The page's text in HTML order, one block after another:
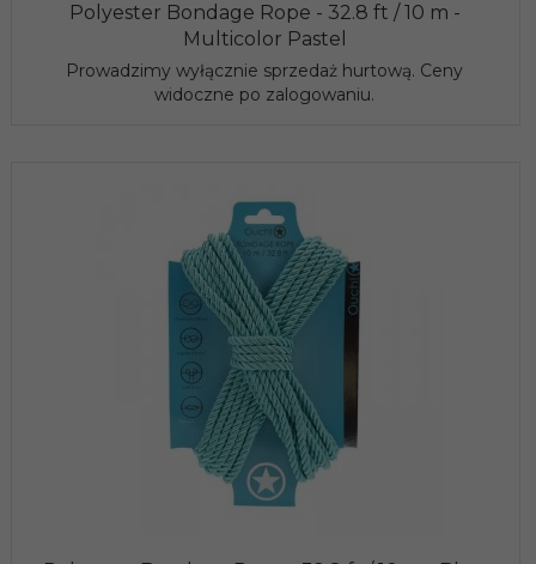
Polyester Bondage Rope - 32.8 ft / 10 m -
Multicolor Pastel
Prowadzimy wyłącznie sprzedaż hurtową. Ceny
widoczne po zalogowaniu.